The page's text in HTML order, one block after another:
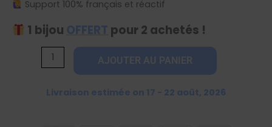
Support 100% français et réactif
1 bijou OFFERT pour 2 achetés !
quantité
AJOUTER AU PANIER
Livraison estimée on 17 - 22 août, 2026